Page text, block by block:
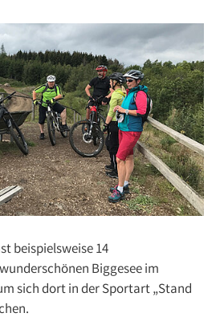
beispielsweise 14
Biggesee im
sich dort in der Sportart „Stand